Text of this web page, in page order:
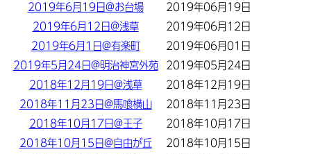
2019年6月19日@お台場
2019年06月19日
2019年6月12日@浅草
2019年06月12日
2019年6月1日@有楽町
2019年06月01日
2019年5月24日@明治神宮外苑
2019年05月24日
2018年12月19日@浅草
2018年12月19日
2018年11月23日@馬喰横山
2018年11月23日
2018年10月17日@王子
2018年10月17日
2018年10月15日@自由が丘
2018年10月15日